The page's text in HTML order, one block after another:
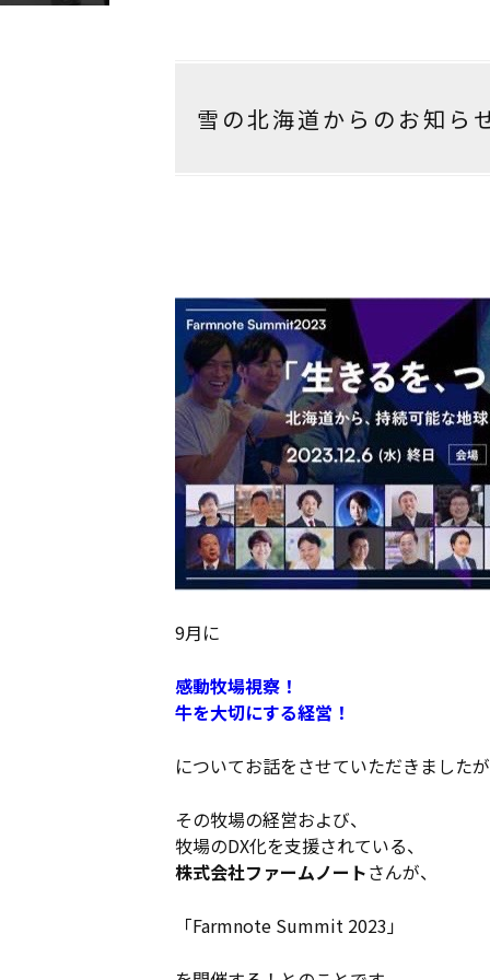
雪の北海道からのお知ら
9月に
感動牧場視察！
牛を大切にする経営！
についてお話をさせていただきました
その牧場の経営および、
牧場のDX化を支援されている、
株式会社ファームノートさんが、
「Farmnote Summit 2023」